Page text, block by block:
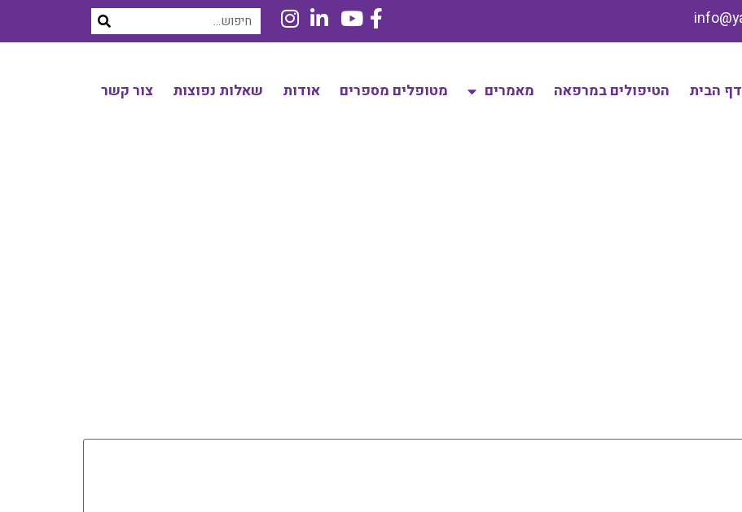
דף הבית הטיפולים במרפאה מאמרים מטופלים מספרים אודות שאלות נפוצות צור קשר